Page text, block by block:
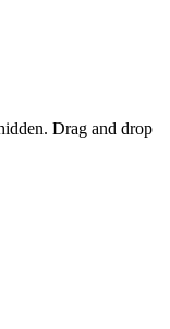
Drag and drop